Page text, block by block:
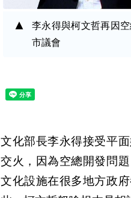
李永得與柯文哲再因
市議會
文化部長李永得接受平
交火，因為空總開發問
文化設施在很多地方政